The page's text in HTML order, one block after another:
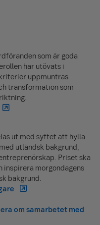
som är goda
har utövats i
uppmuntras
transformation som
ut med syftet att hylla
utländsk bakgrund,
Priset ska
inspirera morgondagens
bakgrund.
om samarbetet med